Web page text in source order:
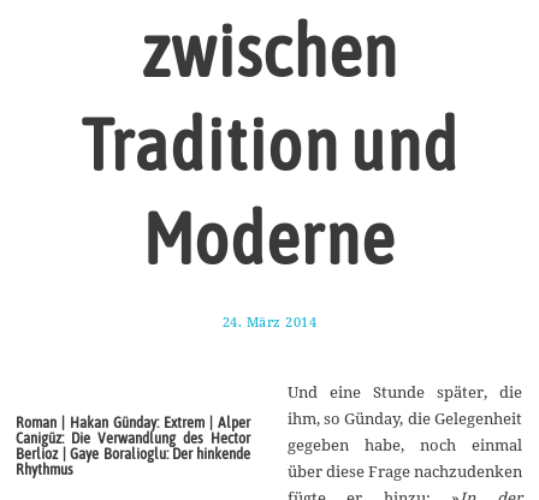
zwischen
Tradition und
Moderne
24. März 2014
a
2
0
1
8
Roman | Hakan Günday: Extrem | Alper
Canigüz: Die Verwandlung des Hector
Berlioz | Gaye Boralioglu: Der hinkende
Rhythmus
Und eine Stunde später, die
ihm, so Günday, die Gelegenheit
gegeben habe, noch einmal
über diese Frage nachzudenken